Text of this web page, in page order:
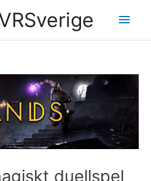
duellspel